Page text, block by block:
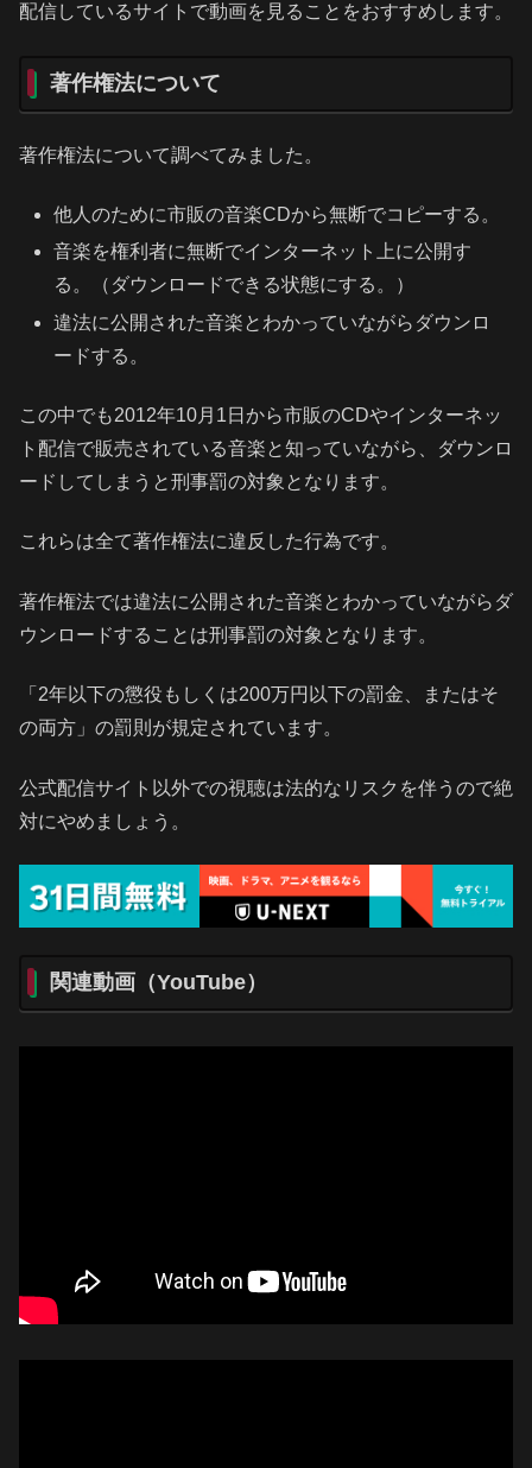
配信しているサイトで動画を見ることをおすすめします。
著作権法について
著作権法について調べてみました。
他人のために市販の音楽CDから無断でコピーする。
音楽を権利者に無断でインターネット上に公開す
る。（ダウンロードできる状態にする。）
違法に公開された音楽とわかっていながらダウンロ
ードする。
この中でも2012年10月1日から市販のCDやインターネッ
ト配信で販売されている音楽と知っていながら、ダウンロ
ードしてしまうと刑事罰の対象となります。
これらは全て著作権法に違反した行為です。
著作権法では違法に公開された音楽とわかっていながらダ
ウンロードすることは刑事罰の対象となります。
「2年以下の懲役もしくは200万円以下の罰金、またはそ
の両方」の罰則が規定されています。
公式配信サイト以外での視聴は法的なリスクを伴うので絶
対にやめましょう。
関連動画（YouTube）